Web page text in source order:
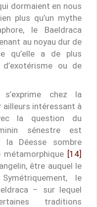
dormaient en nous
plus qu’un mythe
le Baeldraca
au noyau dur de
qu’elle a de plus
ou de
chez la
ailleurs intéressant à
la question du
sénestre est
la Déesse sombre
[14]
être auquel le
le
– sur lequel
traditions